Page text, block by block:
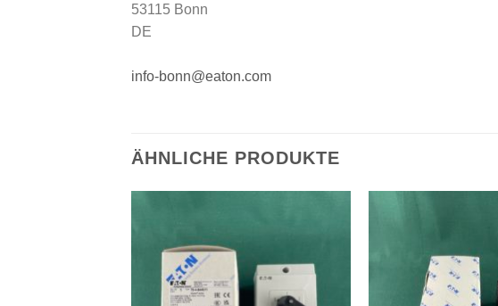
53115 Bonn
DE
info-bonn@eaton.com
ÄHNLICHE PRODUKTE